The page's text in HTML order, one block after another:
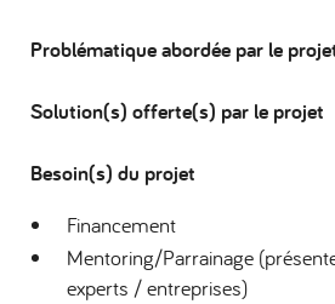
Problématique abordée par le
Solution(s) offerte(s) par le projet
Besoin(s) du projet
Financement
Mentoring/Parrainage
experts / entreprises)